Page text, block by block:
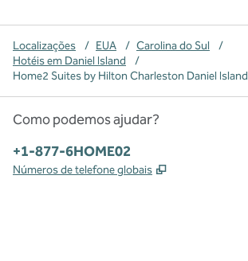
Localizações / EUA / Carolina do Sul
/
Hotéis em Daniel Island
/
Home2 Suites by Hilton Charleston Daniel Island
Como podemos ajudar?
Telefone:
+1-877-6HOME02
Números de telefone globais ,